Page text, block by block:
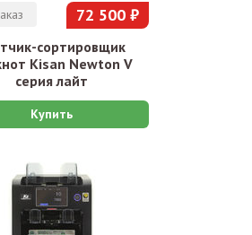
72 500 ₽
сортировщик
Kisan Newton V
серия лайт
Купить